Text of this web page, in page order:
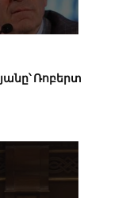
Ռոբերտ